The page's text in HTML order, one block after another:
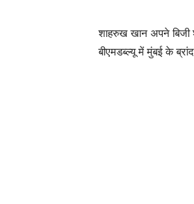
शाहरुख खान अपने बिजी
बीएमडब्ल्यू में मुंबई के